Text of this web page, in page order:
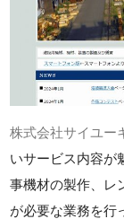
株式会社サイユー
いサービス内容が
事機材の製作、レ
が必要な業務を行